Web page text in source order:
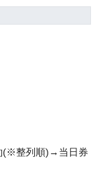
(※整列順)→当日券